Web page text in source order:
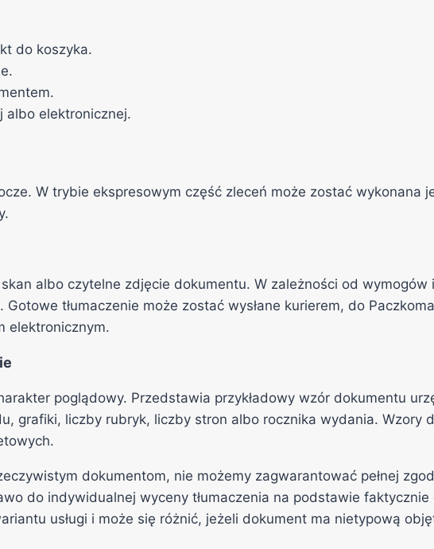
do koszyka.
albo elektronicznej.
W trybie ekspresowym część zleceń może zostać wykonana
albo czytelne zdjęcie dokumentu. W zależności od
tłumaczenie może zostać wysłane kurierem, do
elektronicznym.
poglądowy. Przedstawia przykładowy wzór dokumentu
grafiki, liczby rubryk, liczby stron albo rocznika wydania. Wzory
dokumentom, nie możemy zagwarantować pełnej
do indywidualnej wyceny tłumaczenia na podstawie faktycznie
usługi i może się różnić, jeżeli dokument ma nietypową